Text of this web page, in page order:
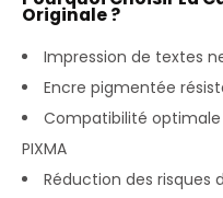
Originale ?
Impression de textes
Encre pigmentée
Compatibilité
PIXMA
Réduction des risques